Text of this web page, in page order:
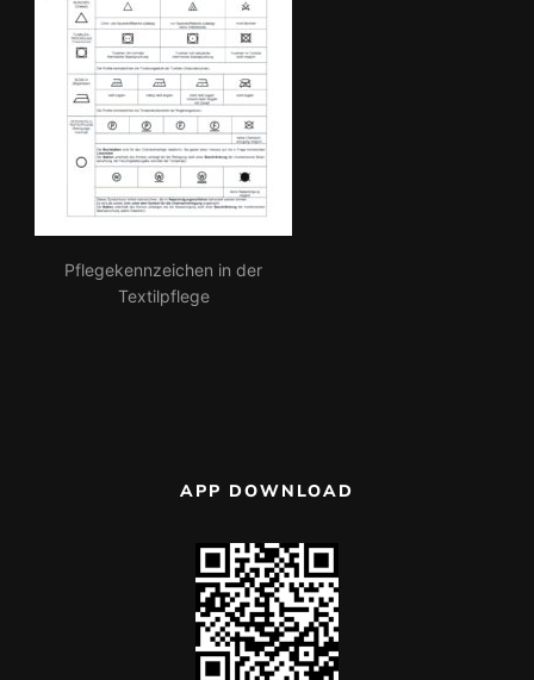
Pflegekennzeichen in der
Textilpflege
APP DOWNLOAD